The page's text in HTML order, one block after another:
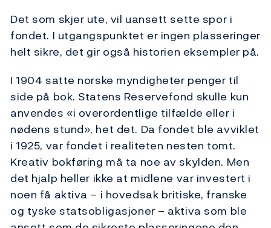
Det som skjer ute, vil uansett sette spor i
fondet. I utgangspunktet er ingen plasseringer
helt sikre, det gir også historien eksempler på.
I 1904 satte norske myndigheter penger til
side på bok. Statens Reservefond skulle kun
anvendes «i overordentlige tilfælde eller i
nødens stund», het det. Da fondet ble avviklet
i 1925, var fondet i realiteten nesten tomt.
Kreativ bokføring må ta noe av skylden. Men
det hjalp heller ikke at midlene var investert i
noen få aktiva – i hovedsak britiske, franske
og tyske statsobligasjoner – aktiva som ble